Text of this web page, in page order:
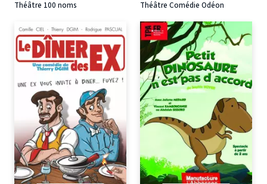
Théâtre 100 noms Théâtre Comédie Odéon